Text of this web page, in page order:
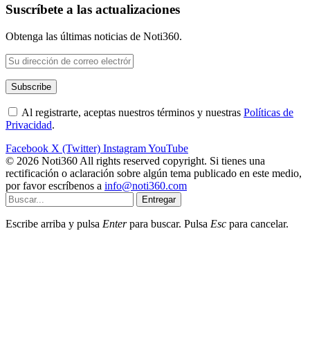
Suscríbete a las actualizaciones
Obtenga las últimas noticias de Noti360.
Al registrarte, aceptas nuestros términos y nuestras Políticas de
Privacidad.
Facebook X (Twitter) InstagramYouTube
© 2026 Noti360 All rights reserved copyright. Si tienes una
rectificación o aclaración sobre algún tema publicado en este medio,
por favor escríbenos a info@noti360.com
Entregar
Escribe arriba y pulsa Enterpara buscar. Pulsa Esc para cancelar.